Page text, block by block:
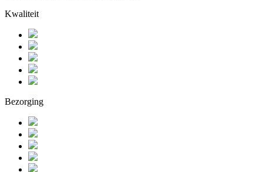
Kwaliteit
Bezorging